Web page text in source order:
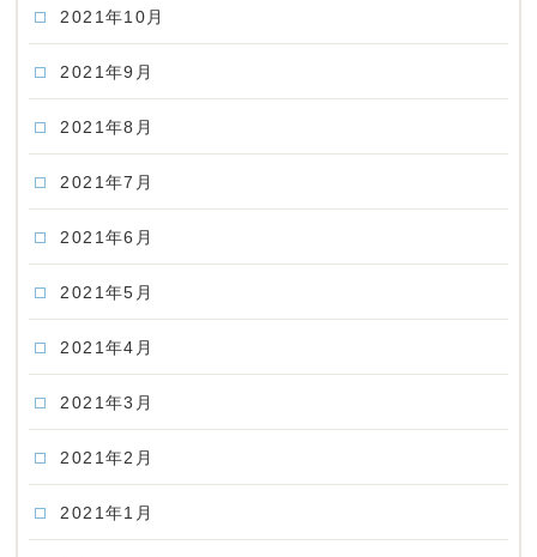
2021年10月
2021年9月
2021年8月
2021年7月
2021年6月
2021年5月
2021年4月
2021年3月
2021年2月
2021年1月